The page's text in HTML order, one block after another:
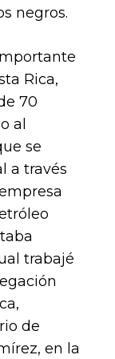
negros.
Rica,
70
al
se
a través
trabajé
de
en la